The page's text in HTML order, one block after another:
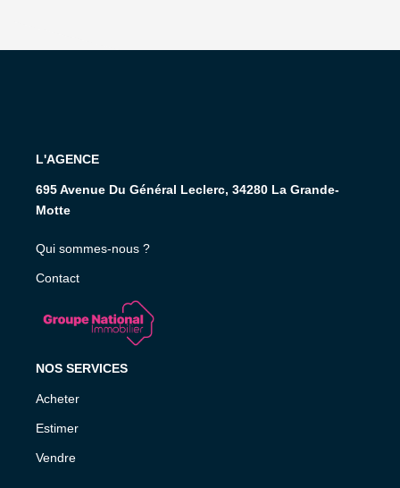
L'AGENCE
695 Avenue Du Général Leclerc, 34280 La Grande-
Motte
Qui sommes-nous ?
Contact
NOS SERVICES
Acheter
Estimer
Vendre